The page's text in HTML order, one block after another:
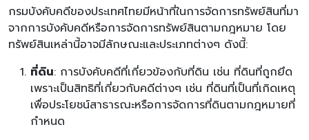
กรมบังคับคดีของประเทศไทยมีหน้าที่ในการจัดการทรัพย์สินที่มา
จากการบังคับคดีหรือการจัดการทรัพย์สินตามกฎหมาย โดย
ทรัพย์สินเหล่านี้อาจมีลักษณะและประเภทต่างๆ ดังนี้:
ที่ดิน: การบังคับคดีที่เกี่ยวข้องกับที่ดิน เช่น ที่ดินที่ถูกยึด
เพราะเป็นสิทธิที่เกี่ยวกับคดีต่างๆ เช่น ที่ดินที่เป็นที่เกิดเหตุ
เพื่อประโยชน์สาธารณะหรือการจัดการที่ดินตามกฎหมายที่
กำหนด